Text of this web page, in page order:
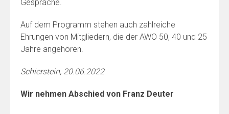
Gespräche.
Auf dem Programm stehen auch zahlreiche
Ehrungen von Mitgliedern, die der AWO 50, 40 und 25
Jahre angehören.
Schierstein, 20.06.2022
Wir nehmen Abschied von Franz Deuter